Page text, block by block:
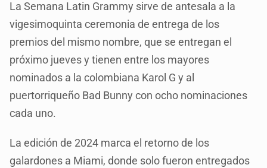
La Semana Latin Grammy sirve de antesala a la
vigesimoquinta ceremonia de entrega de los
premios del mismo nombre, que se entregan el
próximo jueves y tienen entre los mayores
nominados a la colombiana Karol G y al
puertorriqueño Bad Bunny con ocho nominaciones
cada uno.
La edición de 2024 marca el retorno de los
galardones a Miami, donde solo fueron entregados